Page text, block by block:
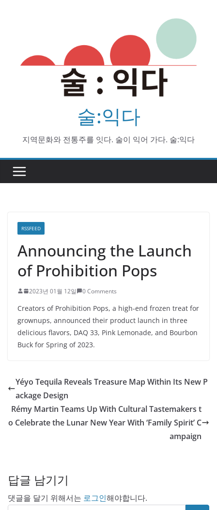
술:익다
지역문화와 전통주를 잇다. 술이 익어 가다. 술:익다
RSSFEED
Announcing the Launch
of Prohibition Pops
2023년 01월 12일 0 Comments
Creators of Prohibition Pops, a high-end frozen treat for
grownups, announced their product launch in three
delicious flavors, DAQ 33, Pink Lemonade, and Bourbon
Buck for Spring of 2023.
Yéyo Tequila Reveals Treasure Map Within Its New P
ackage Design
Rémy Martin Teams Up With Cultural Tastemakers t
o Celebrate the Lunar New Year With ‘Family Spirit’ C
ampaign
답글 남기기
댓글을 달기 위해서는 로그인해야합니다.